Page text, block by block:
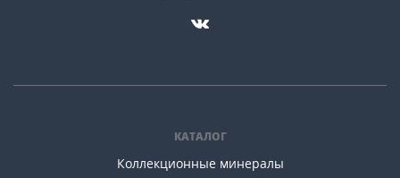
КАТАЛОГ
Коллекционные минералы